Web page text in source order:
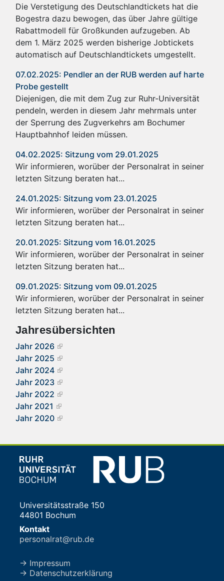
Die Verstetigung des Deutschlandtickets hat die
Bogestra dazu bewogen, das über Jahre gültige
Rabattmodell für Großkunden aufzugeben. Ab
dem 1. März 2025 werden bisherige Jobtickets
automatisch auf Deutschlandtickets umgestellt.
07.02.2025: Pendler an der RUB werden auf harte
Probe gestellt
Diejenigen, die mit dem Zug zur Ruhr-Universität
pendeln, werden in diesem Jahr mehrmals unter
der Sperrung des Zugverkehrs am Bochumer
Hauptbahnhof leiden müssen.
04.02.2025: Sitzung vom 29.01.2025
Wir informieren, worüber der Personalrat in seiner
letzten Sitzung beraten hat...
24.01.2025: Sitzung vom 23.01.2025
Wir informieren, worüber der Personalrat in seiner
letzten Sitzung beraten hat...
20.01.2025: Sitzung vom 16.01.2025
Wir informieren, worüber der Personalrat in seiner
letzten Sitzung beraten hat...
09.01.2025: Sitzung vom 09.01.2025
Wir informieren, worüber der Personalrat in seiner
letzten Sitzung beraten hat...
Jahresübersichten
Jahr 2026
Jahr 2025
Jahr 2024
Jahr 2023
Jahr 2022
Jahr 2021
Jahr 2020
Universitätsstraße 150
44801 Bochum
Kontakt
personalrat@rub.de
→ Impressum
→ Datenschutzerklärung